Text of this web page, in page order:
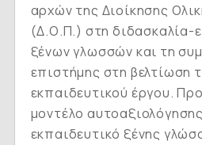
αρχών της Διοίκησης
(Δ.Ο.Π.) στη διδασκαλία-
ξένων γλωσσών και τη
επιστήμης στη βελτίωση
εκπαιδευτικού έργου.
μοντέλο
εκπαιδευτικό ξένης